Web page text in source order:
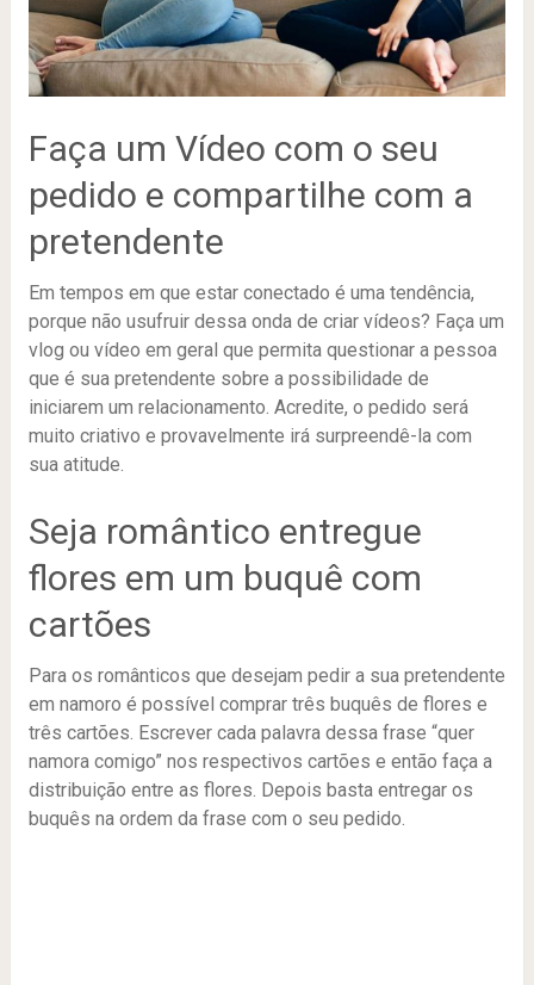
Faça um Vídeo com o seu
pedido e compartilhe com a
pretendente
Em tempos em que estar conectado é uma tendência,
porque não usufruir dessa onda de criar vídeos? Faça um
vlog ou vídeo em geral que permita questionar a pessoa
que é sua pretendente sobre a possibilidade de
iniciarem um relacionamento. Acredite, o pedido será
muito criativo e provavelmente irá surpreendê-la com
sua atitude.
Seja romântico entregue
flores em um buquê com
cartões
Para os românticos que desejam pedir a sua pretendente
em namoro é possível comprar três buquês de flores e
três cartões. Escrever cada palavra dessa frase “quer
namora comigo” nos respectivos cartões e então faça a
distribuição entre as flores. Depois basta entregar os
buquês na ordem da frase com o seu pedido.